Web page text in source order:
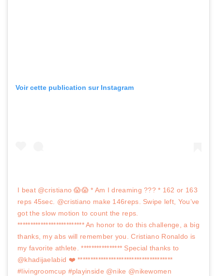
Voir cette publication sur Instagram
I beat @cristiano 😱😱 * Am I dreaming ??? * 162 or 163
reps 45sec. @cristiano make 146reps. Swipe left, You’ve
got the slow motion to count the reps.
************************** An honor to do this challenge, a big
thanks, my abs will remember you. Cristiano Ronaldo is
my favorite athlete. **************** Special thanks to
@khadijaelabid ❤️ *************************************
#livingroomcup #playinside @nike @nikewomen